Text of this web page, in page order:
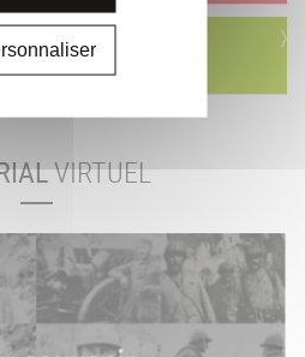
VIRTUEL